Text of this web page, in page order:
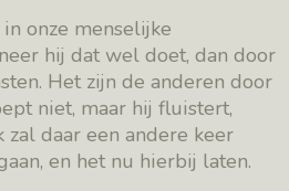
onze menselijke
hij dat wel doet, dan door
Het zijn de anderen door
niet, maar hij fluistert,
zal daar een andere keer
en het nu hierbij laten.